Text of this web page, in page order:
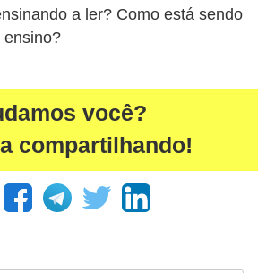
a ler? Como está sendo
ensino?
você?
compartilhando!